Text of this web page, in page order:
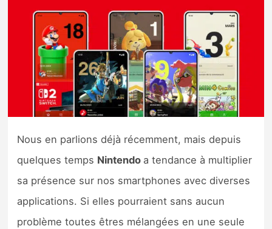
Nintendo Direct
Tests et previews
Tests de jeux
Tests d’accessoires
Previews
Précommandes
Nous en parlions déjà récemment, mais depuis
quelques temps Nintendo a tendance à multiplier
sa présence sur nos smartphones avec diverses
applications. Si elles pourraient sans aucun
problème toutes êtres mélangées en une seule